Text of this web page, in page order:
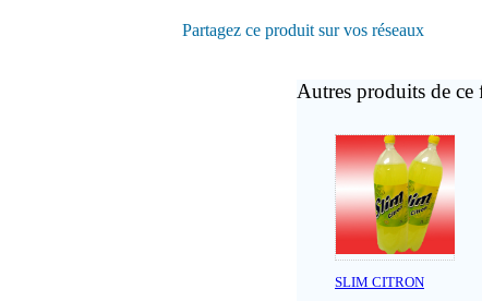
Partagez ce produit sur vos réseaux
Autres produits de ce
SLIM CITRON